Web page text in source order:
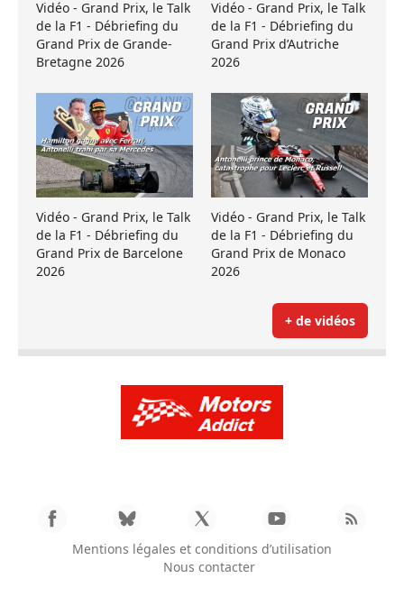
Vidéo - Grand Prix, le Talk
de la F1 - Débriefing du
Grand Prix de Grande-
Bretagne 2026
Vidéo - Grand Prix, le Talk
de la F1 - Débriefing du
Grand Prix d’Autriche
2026
Vidéo - Grand Prix, le Talk
de la F1 - Débriefing du
Grand Prix de Barcelone
2026
Vidéo - Grand Prix, le Talk
de la F1 - Débriefing du
Grand Prix de Monaco
2026
+ de vidéos
Mentions légales et conditions d’utilisation
Nous contacter